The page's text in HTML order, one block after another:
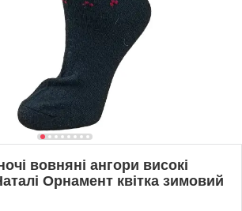
вовняні ангори високі
Орнамент квітка зимовий